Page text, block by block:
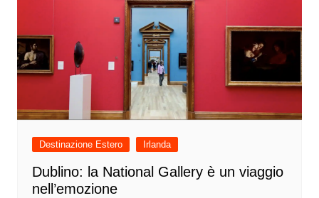
Destinazione Estero Irlanda
Dublino: la National Gallery è un viaggio
nell’emozione